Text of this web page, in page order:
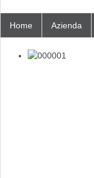
Home Azienda